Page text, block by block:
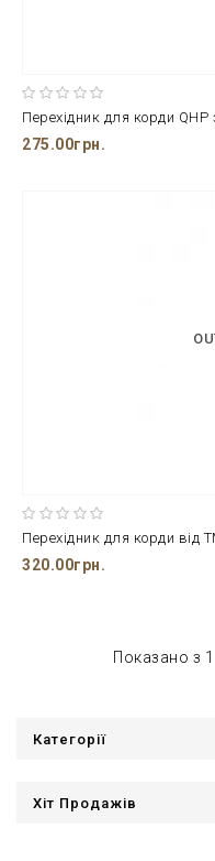
275.00грн.
Перехідник для корди від
320.00грн.
Показано з
Категорії
Хіт Продажів